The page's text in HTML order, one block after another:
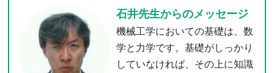
石井先生からのメッセージ
機械工学においての基礎は、数
学と力学です。基礎がしっかり
していなければ、その上に知識